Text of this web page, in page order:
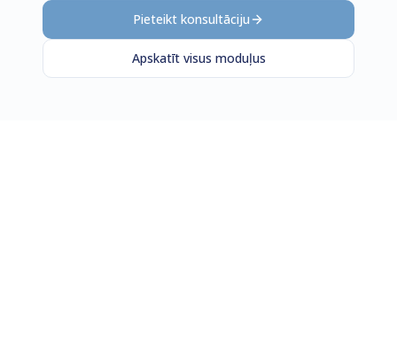
Pieteikt konsultāciju
Apskatīt visus moduļus